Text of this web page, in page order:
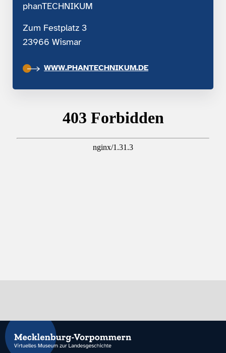
phanTECHNIKUM
Zum Festplatz 3
23966 Wismar
WWW.PHANTECHNIKUM.DE